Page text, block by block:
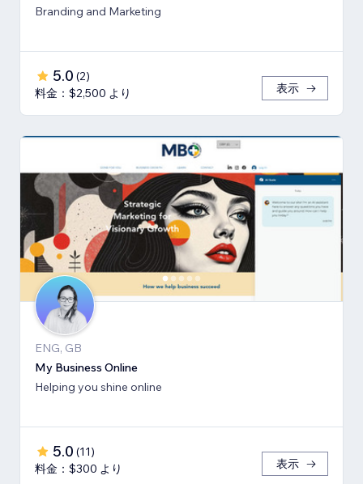
Branding and Marketing
5.0 (2)
料金：$2,500 より
表示
ENG, GB
My Business Online
Helping you shine online
5.0 (11)
料金：$300 より
表示